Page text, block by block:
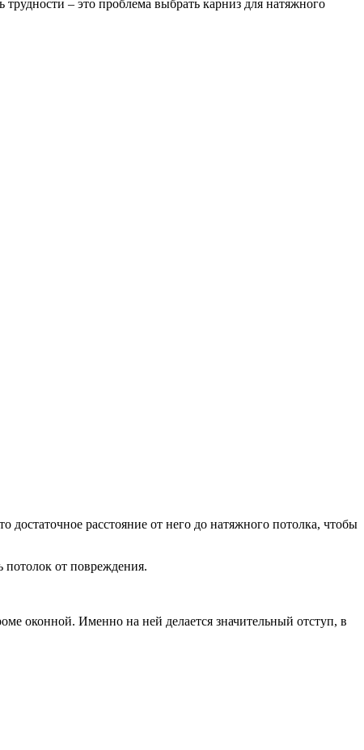
– это проблема выбрать карниз для натяжного
достаточное расстояние от него до натяжного потолка, чтобы
от повреждения.
оконной. Именно на ней делается значительный отступ, в